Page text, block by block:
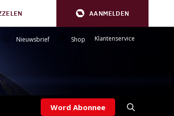
AANMELDEN
Nieuwsbrief Shop Klantenservice
Word Abonnee